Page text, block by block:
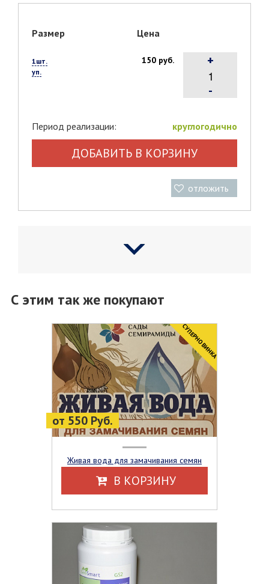
Размер Цена
1шт.
уп.
150 руб.
-
+
Период реализации: круглогодично
ДОБАВИТЬ В КОРЗИНУ
отложить
С этим так же покупают
от 550 Руб.
CУПЕРНОВИНКА
Живая вода для замачивания семян
В КОРЗИНУ